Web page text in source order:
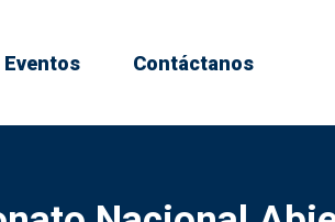
Eventos Contáctanos